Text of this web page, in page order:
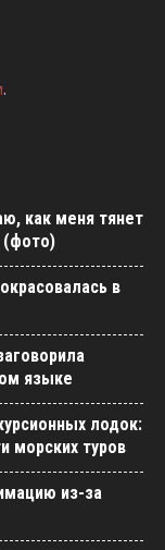
.
как меня тянет
(фото)
в
языке
лодок:
морских туров
из-за